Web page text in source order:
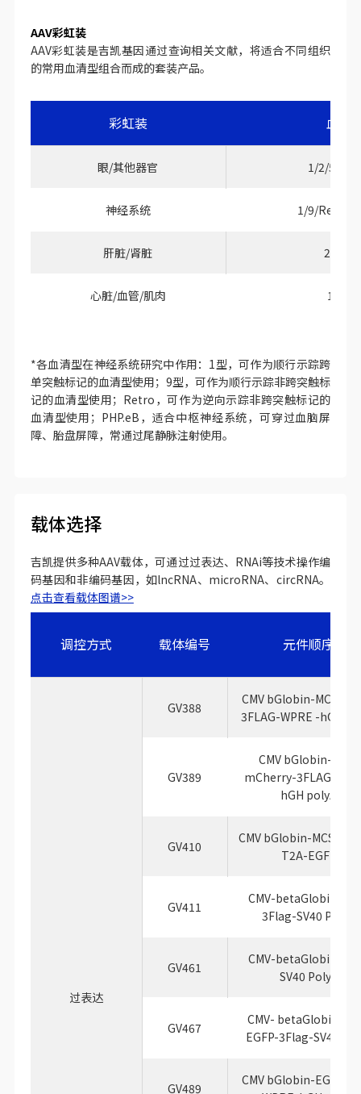
AAV彩虹装
AAV彩虹装是吉凯基因通过查询相关文献，将适合不同组织
的常用血清型组合而成的套装产品。
彩虹装 血清
眼/其他器官 1/2/5/6/
神经系统 1/9/Retro/
肝脏/肾脏 2/8/9/
心脏/血管/肌肉 1/6/8/
*各血清型在神经系统研究中作用：1型，可作为顺行示踪跨
单突触标记的血清型使用；9型，可作为顺行示踪非跨突触标
记的血清型使用；Retro，可作为逆向示踪非跨突触标记的
血清型使用；PHP.eB，适合中枢神经系统，可穿过血脑屏
障、胎盘屏障，常通过尾静脉注射使用。
载体选择
吉凯提供多种AAV载体，可通过过表达、RNAi等技术操作编
码基因和非编码基因，如lncRNA、microRNA、circRNA。
点击查看载体图谱>>
调控方式 载体编号 元件顺序
过表达
GV388
CMV bGlobin-MCS-
3FLAG-WPRE -hGH
GV389
CMV bGlobin-MCS-
mCherry-3FLAG-
hGH polyA
GV410
CMV bGlobin-MCS-
T2A-EGFP
GV411
CMV-betaGlobin-
3Flag-SV40 PolyA
GV461
CMV-betaGlobin-
SV40 PolyA
GV467
CMV- betaGlobin-
EGFP-3Flag-SV40
GV489
CMV bGlobin-EGFP-